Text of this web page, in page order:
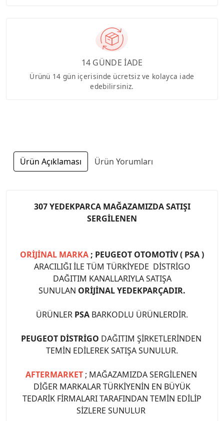
14 GÜNDE İADE
Ürünü 14 gün içerisinde ücretsiz ve kolayca iade
edebilirsiniz.
Ürün Açıklaması Ürün Yorumları
307 YEDEKPARCA MAĞAZAMIZDA SATIŞI
SERGİLENEN
ORİJİNAL MARKA ; PEUGEOT OTOMOTİV ( PSA )
ARACILIĞI İLE TÜM TÜRKİYEDE DİSTRİGO
DAĞITIM KANALLARIYLA SATIŞA
SUNULAN ORİJİNAL YEDEKPARÇADIR.
ÜRÜNLER PSA BARKODLU ÜRÜNLERDİR.
PEUGEOT DİSTRİGO DAĞITIM ŞİRKETLERİNDEN
TEMİN EDİLEREK SATIŞA SUNULUR.
AFTERMARKET ; MAĞAZAMIZDA SERGİLENEN
DİĞER MARKALAR TÜRKİYENİN EN BÜYÜK
TEDARİK FİRMALARI TARAFINDAN TEMİN EDİLİP
SİZLERE SUNULUR